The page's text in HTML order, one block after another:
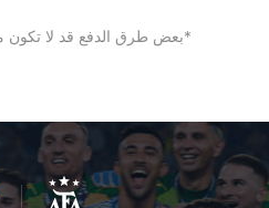
*بعض طرق الدفع قد لا تكون